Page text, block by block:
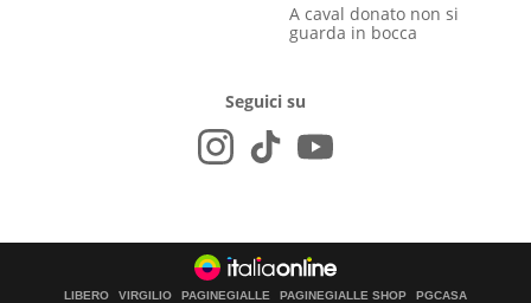
A caval donato non si
guarda in bocca
Seguici su
LIBERO VIRGILIO PAGINEGIALLE PAGINEGIALLE SHOP PGCASA